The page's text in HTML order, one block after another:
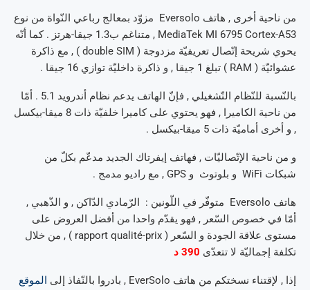
من ناحية أخرى , هاتف Eversolo مزوّد بمعالج رباعي النّواة من نوع
MediaTek MI 6795 Cortex-A53 , متناغم ب1.3 جيقا-هرتز . كما أنّه
يحوي شريحة إتّصال تعريفيّة مزدوجة ( double SIM ) , مع ذاكرة
عشوائيّة ( RAM ) تبلغ 1 جيقا , و ذاكرة داخليّة توازي 16 جيقا .
بالنّسبة للنّظام التّشغيلي , فإنّ الهاتف يدعم نظام أندرويد 5.1 . أمّا
من ناحية الكاميرا , فهو يحتوي على كاميرا خلفيّة ذات 8 ميقا-بيكسل
, و أخرى أماميّة ذات 5 ميقا-بيكسل .
و من ناحية الإتّصاليّات , فهاتف إيفرتاك الجديد مدعّم بكلّ من
شبكات WiFi و بلوتوث و GPS , مع راديو مدمج .
هاتف Eversolo متوفّر في اللّونين : الرّمادي الدّاكن , و الذّهبي ,
أمّا في خصوص السّعر , فهو يقدّم واحدا من أفضل العروض على
مستوى علاقة الجودة و السّعر ( rapport qualité-prix ) , من خلال
تكلفة إجماليّة لا تتعدّى
إذا , لإقتناء نسختكم من هاتف EverSolo , بادروا بالنّفاذ إلى
الموقع